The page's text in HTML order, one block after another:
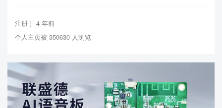
注册于 4 年前
个人主页被 350630 人浏览